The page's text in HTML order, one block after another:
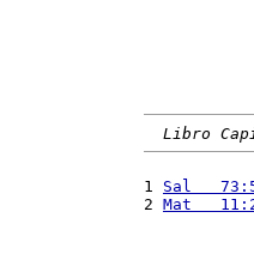
Libro
1 Sal
2 Mat